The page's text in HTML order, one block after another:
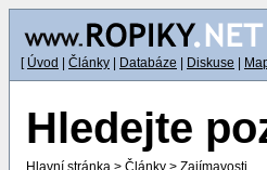
[ Úvod Články Databáze Diskuse
Hledejte
Hlavní stránka > Články > Zajímavosti